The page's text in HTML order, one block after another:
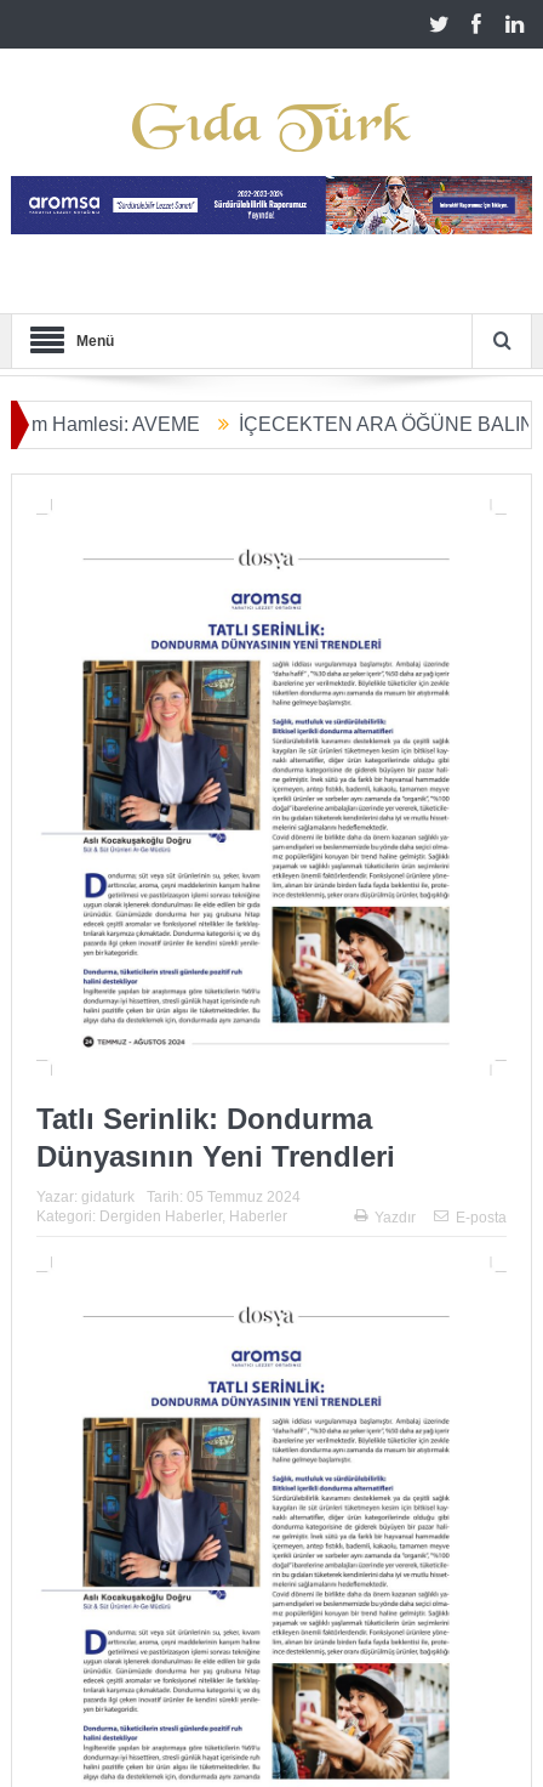
Menü
AVEME İÇECEKTEN ARA ÖĞÜNE BALIN
Dönüşümü Başladı
Tatlı Serinlik: Dondurma
Dünyasının Yeni Trendleri
Yazar: gidaturk Tarih: 05 Temmuz 2024
Kategori: Dergiden Haberler, Haberler Yazdır E-posta